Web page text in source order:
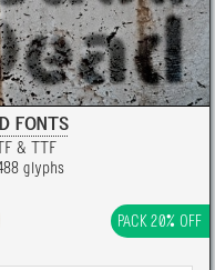
FONTS
& TTF
glyphs
PACK 20% OFF